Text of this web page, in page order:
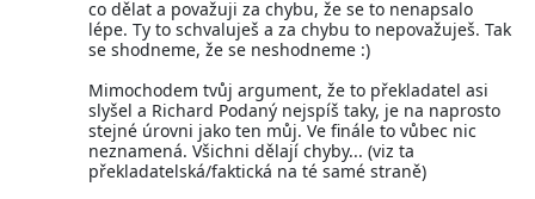
co dělat a považuji za chybu, že se to nenapsalo
lépe. Ty to schvaluješ a za chybu to nepovažuješ. Tak
se shodneme, že se neshodneme :)
Mimochodem tvůj argument, že to překladatel asi
slyšel a Richard Podaný nejspíš taky, je na naprosto
stejné úrovni jako ten můj. Ve finále to vůbec nic
neznamená. Všichni dělají chyby... (viz ta
překladatelská/faktická na té samé straně)